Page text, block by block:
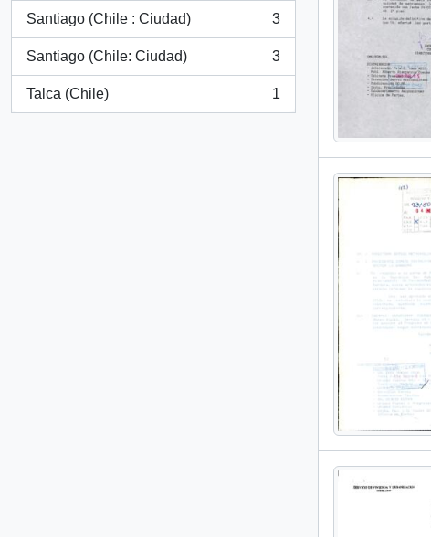
Santiago (Chile : Ciudad)
, 3 resultados
3
Santiago (Chile: Ciudad)
, 3 resultados
3
Talca (Chile)
, 1 resultados
1